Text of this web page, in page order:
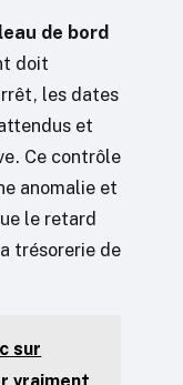
de bord
doit
les dates
et
Ce contrôle
anomalie et
le retard
trésorerie de
sur